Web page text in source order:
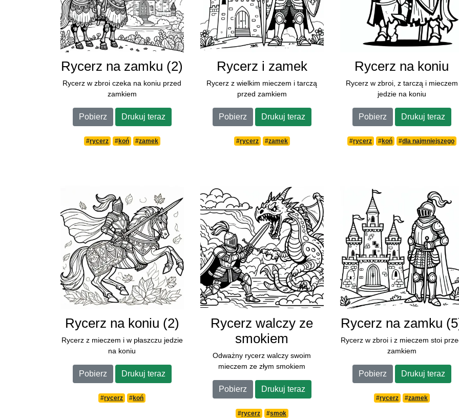
Rycerz na zamku (2)
Rycerz w zbroi czeka na koniu przed
zamkiem
Pobierz Drukuj teraz
#rycerz #koń #zamek
Rycerz i zamek
Rycerz z wielkim mieczem i tarczą
przed zamkiem
Pobierz Drukuj teraz
#rycerz #zamek
Rycerz na koniu
Rycerz w zbroi, z tarczą i mieczem
jedzie na koniu
Pobierz Drukuj teraz
#rycerz #koń #dla najmniejszego
Rycerz na koniu (2)
Rycerz z mieczem i w płaszczu jedzie
na koniu
Pobierz Drukuj teraz
#rycerz #koń
Rycerz walczy ze
smokiem
Odważny rycerz walczy swoim
mieczem ze złym smokiem
Pobierz Drukuj teraz
#rycerz #smok
Rycerz na zamku
Rycerz w zbroi i z mieczem stoi
zamkiem
Pobierz Drukuj teraz
#rycerz #zamek